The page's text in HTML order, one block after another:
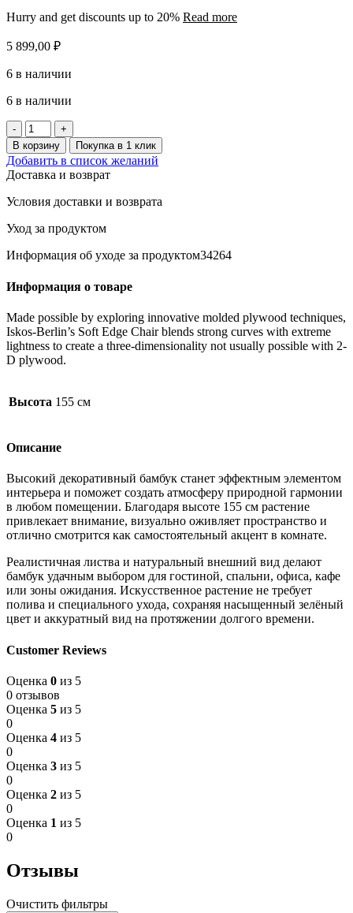
Hurry and get discounts up to 20% Read more
5 899,00 ₽
6 в наличии
6 в наличии
Количество
товара
Бамбук
155
см
В корзину Покупка в 1 клик
Добавить в список желаний
Доставка и возврат
Условия доставки и возврата
Уход за продуктом
Информация об уходе за продуктом34264
Информация о товаре
Made possible by exploring innovative molded plywood techniques,
Iskos-Berlin’s Soft Edge Chair blends strong curves with extreme
lightness to create a three-dimensionality not usually possible with 2-
D plywood.
Высота 155 см
Описание
Высокий декоративный бамбук станет эффектным элементом
интерьера и поможет создать атмосферу природной гармонии
в любом помещении. Благодаря высоте 155 см растение
привлекает внимание, визуально оживляет пространство и
отлично смотрится как самостоятельный акцент в комнате.
Реалистичная листва и натуральный внешний вид делают
бамбук удачным выбором для гостиной, спальни, офиса, кафе
или зоны ожидания. Искусственное растение не требует
полива и специального ухода, сохраняя насыщенный зелёный
цвет и аккуратный вид на протяжении долгого времени.
Customer Reviews
Оценка 0 из 5
0 отзывов
Оценка 5 из 5
0
Оценка 4 из 5
0
Оценка 3 из 5
0
Оценка 2 из 5
0
Оценка 1 из 5
0
Отзывы
Очистить фильтры